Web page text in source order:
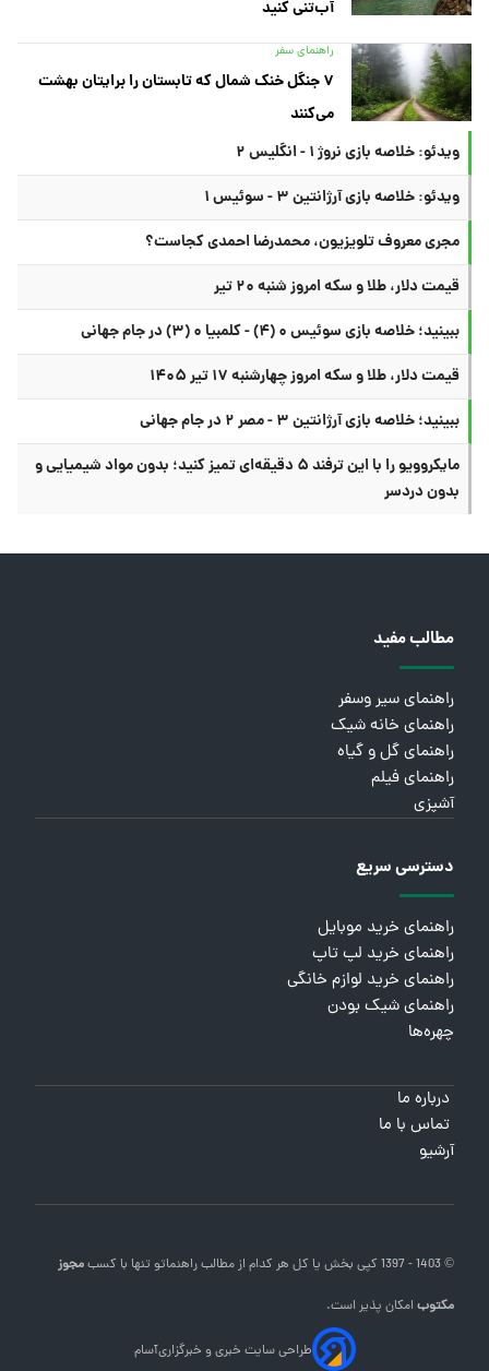
آب‌تنی کنید
راهنمای سفر
۷ جنگل خنک شمال که تابستان را برایتان بهشت
می‌کنند
ویدئو: خلاصه بازی نروژ ۱ - انگلیس ۲
ویدئو: خلاصه بازی آرژانتین ۳ - سوئیس ۱
مجری معروف تلویزیون، محمدرضا احمدی کجاست؟
قیمت دلار، طلا و سکه امروز شنبه ۲۰ تیر
ببینید؛ خلاصه بازی سوئیس ۰ (۴) - کلمبیا ۰ (۳) در جام جهانی
قیمت دلار، طلا و سکه امروز چهارشنبه ۱۷ تیر ۱۴۰۵
ببینید؛ خلاصه بازی آرژانتین ۳ - مصر ۲ در جام جهانی
مایکروویو را با این ترفند ۵ دقیقه‌ای تمیز کنید؛ بدون مواد شیمیایی و
بدون دردسر
مطالب مفید
راهنمای سیر وسفر
راهنمای خانه شیک
راهنمای گل و گیاه
راهنمای فیلم
آشپزی
دسترسی سریع
راهنمای خرید موبایل
راهنمای خرید لپ تاپ
راهنمای خرید لوازم خانگی
راهنمای شیک بودن
چهره‌ها
درباره ما
تماس با ما
آرشیو
© 1403 - 1397 کپی بخش یا کل هر کدام از مطالب راهنماتو تنها با کسبمجوز
مکتوبامکان پذیر است.
طراحی سایت خبری و خبرگزاریآسام